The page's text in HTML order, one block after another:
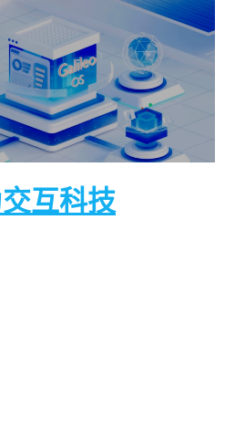
互科技